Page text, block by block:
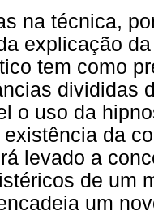
na técnica,
explicação
tem como
divididas
o uso da
da
levado a
de um
um